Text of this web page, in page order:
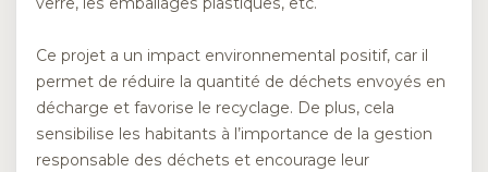
Ce projet a un impact environnemental positif, car il
permet de réduire la quantité de déchets envoyés en
décharge et favorise le recyclage. De plus, cela
sensibilise les habitants à l’importance de la gestion
responsable des déchets et encourage leur